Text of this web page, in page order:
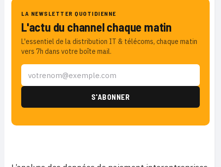
LA NEWSLETTER QUOTIDIENNE
L'actu du channel chaque matin
L'essentiel de la distribution IT & télécoms, chaque matin
vers 7h dans votre boîte mail.